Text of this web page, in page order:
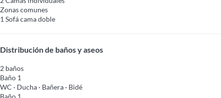
Zonas comunes
1 Sofá cama doble
Distribución de baños y aseos
2 baños
Baño 1
WC · Ducha · Bañera · Bidé
Baño 1